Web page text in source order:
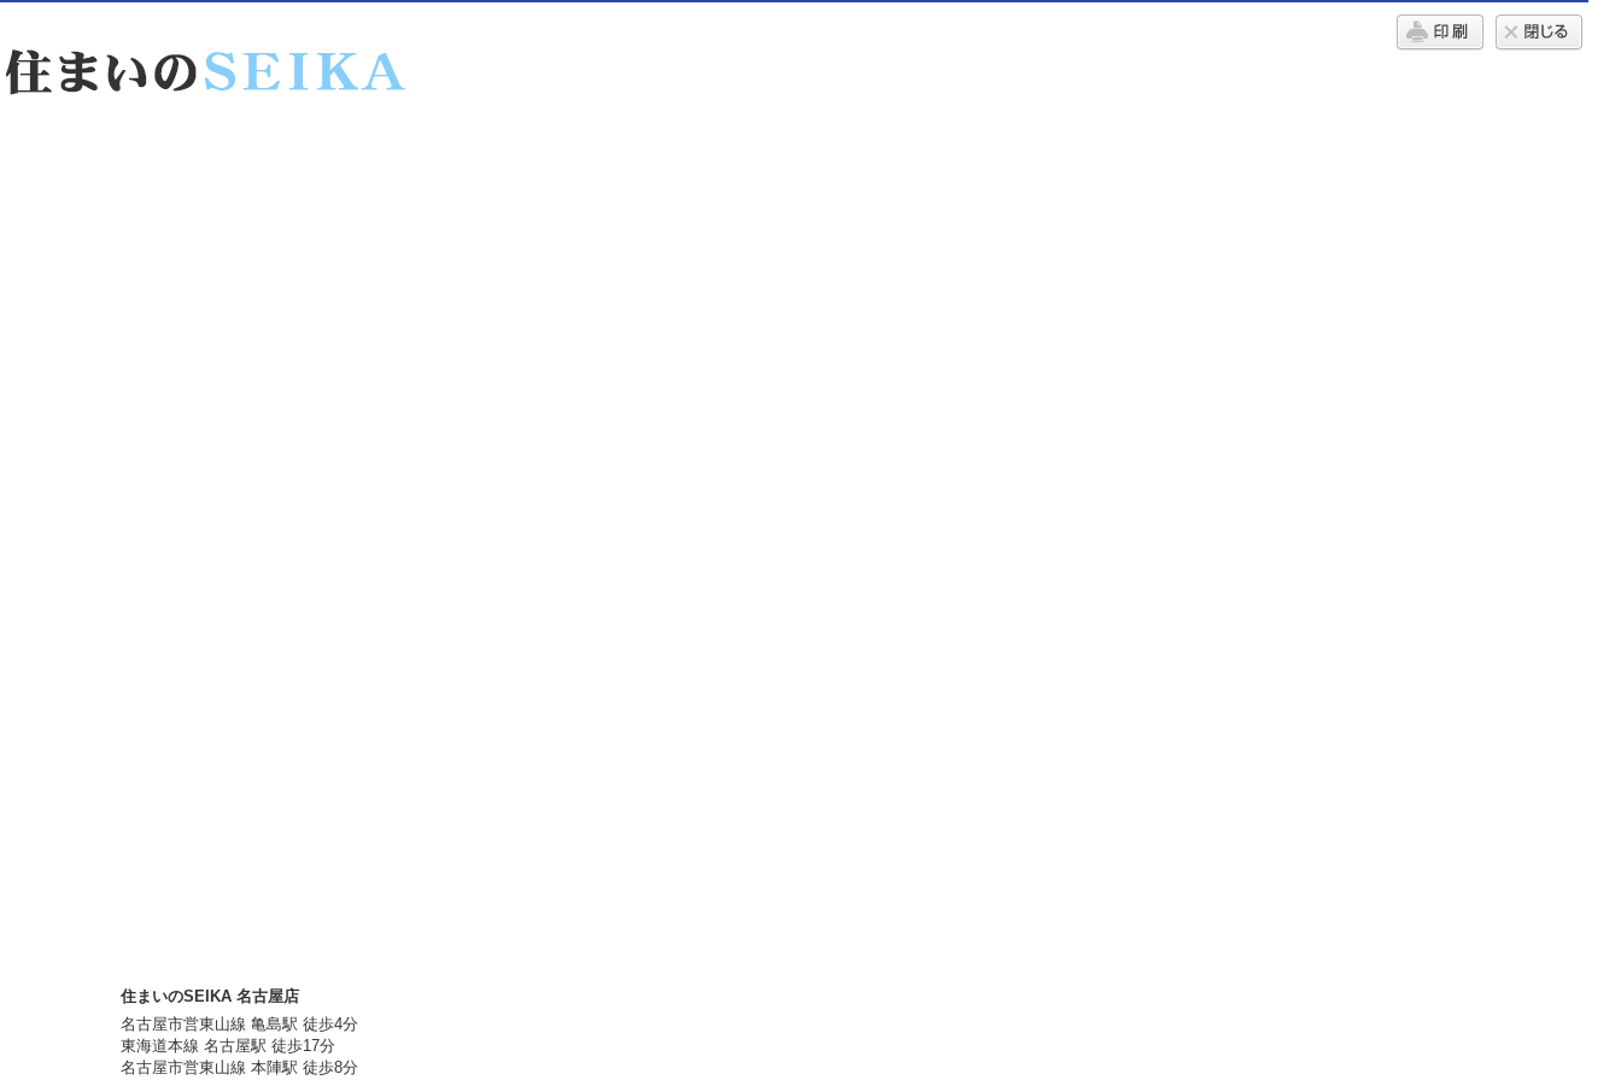
住まいのSEIKA 名古屋店
名古屋市営東山線 亀島駅 徒歩4分
東海道本線 名古屋駅 徒歩17分
名古屋市営東山線 本陣駅 徒歩8分